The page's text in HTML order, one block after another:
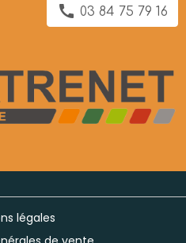
03 84 75 79 16
légales